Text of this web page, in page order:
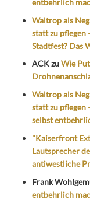
Waltrop als
statt zu pflegen
Stadtfest? Das
ACKzuWie
Waltrop als
statt zu pflegen
selbst
"Kaiserfront
Lautsprecher
antiwestliche
Frank
entbehrlich